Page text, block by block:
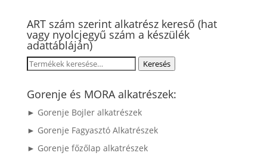
ART szám szerint alkatrész kereső (hat
vagy nyolcjegyű szám a készülék
adattábláján)
Keresés
következőre:
Keresés
Gorenje és MORA alkatrészek:
► Gorenje Bojler alkatrészek
► Gorenje Fagyasztó Alkatrészek
► Gorenje főzőlap alkatrészek